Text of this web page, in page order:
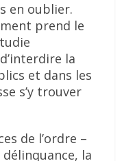
en oublier.
prend le
la
et dans les
s’y trouver
de l’ordre –
la